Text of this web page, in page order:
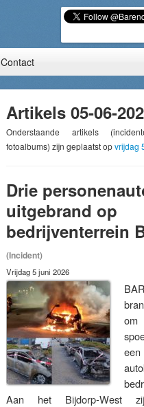
Contact
Artikels 05-06-
Onderstaande artikels
fotoalbums) zijn geplaatst opvrijdag
Drie
uitgebrand op
bedrijventerrein
(Incident)
Vrijdag 5 juni 2026
om
Aan het Bijdorp-West